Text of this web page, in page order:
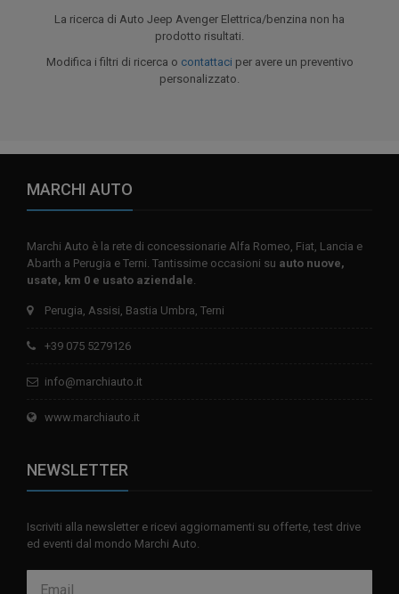
La ricerca di Auto Jeep Avenger Elettrica/benzina non ha
prodotto risultati.
Modifica i filtri di ricerca o contattaci per avere un preventivo
personalizzato.
MARCHI AUTO
Marchi Auto è la rete di concessionarie Alfa Romeo, Fiat, Lancia e
Abarth a Perugia e Terni. Tantissime occasioni su auto nuove,
usate, km 0 e usato aziendale.
Perugia, Assisi, Bastia Umbra, Terni
+39 075 5279126
info@marchiauto.it
www.marchiauto.it
NEWSLETTER
Iscriviti alla newsletter e ricevi aggiornamenti su offerte, test drive
ed eventi dal mondo Marchi Auto.